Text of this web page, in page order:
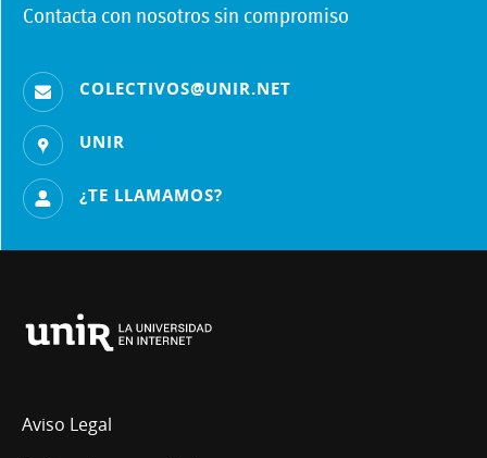
Contacta con nosotros sin compromiso
COLECTIVOS@UNIR.NET
UNIR
¿TE LLAMAMOS?
La
Rioja
Aviso Legal